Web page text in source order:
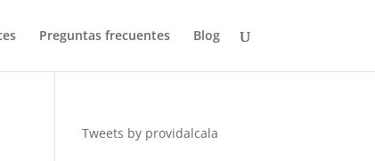
Preguntas frecuentes Blog
Tweets by providalcala